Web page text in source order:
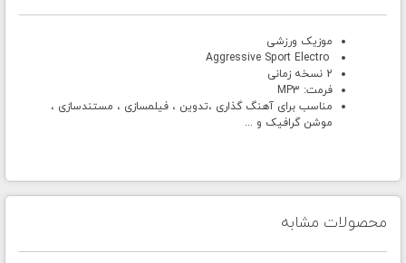
موزیک ورزشی
2 نسخه زمانی
فرمت: MP3
مناسب برای آهنگ گذاری ،تدوین ، فیلمسازی ، مستندسازی ،
موشن گرافیک و ...
محصولات مشابه